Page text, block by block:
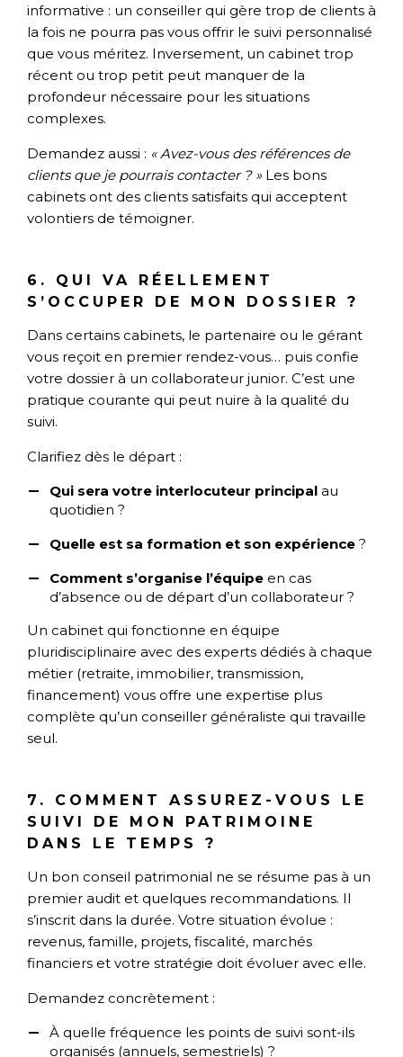
informative : un conseiller qui gère trop de clients à
la fois ne pourra pas vous offrir le suivi personnalisé
que vous méritez. Inversement, un cabinet trop
récent ou trop petit peut manquer de la
profondeur nécessaire pour les situations
complexes.
Demandez aussi : « Avez-vous des références de
clients que je pourrais contacter ? »Les bons
cabinets ont des clients satisfaits qui acceptent
volontiers de témoigner.
6. QUI VA RÉELLEMENT
S’OCCUPER DE MON DOSSIER ?
Dans certains cabinets, le partenaire ou le gérant
vous reçoit en premier rendez-vous… puis confie
votre dossier à un collaborateur junior. C’est une
pratique courante qui peut nuire à la qualité du
suivi.
Clarifiez dès le départ :
Qui sera votre interlocuteur principal au
quotidien ?
Quelle est sa formation et son expérience ?
Comment s’organise l’équipe en cas
d’absence ou de départ d’un collaborateur ?
Un cabinet qui fonctionne en équipe
pluridisciplinaire avec des experts dédiés à chaque
métier (retraite, immobilier, transmission,
financement) vous offre une expertise plus
complète qu’un conseiller généraliste qui travaille
seul.
7. COMMENT ASSUREZ-VOUS LE
SUIVI DE MON PATRIMOINE
DANS LE TEMPS ?
Un bon conseil patrimonial ne se résume pas à un
premier audit et quelques recommandations. Il
s’inscrit dans la durée. Votre situation évolue :
revenus, famille, projets, fiscalité, marchés
financiers et votre stratégie doit évoluer avec elle.
Demandez concrètement :
À quelle fréquence les points de suivi sont-ils
organisés (annuels, semestriels) ?